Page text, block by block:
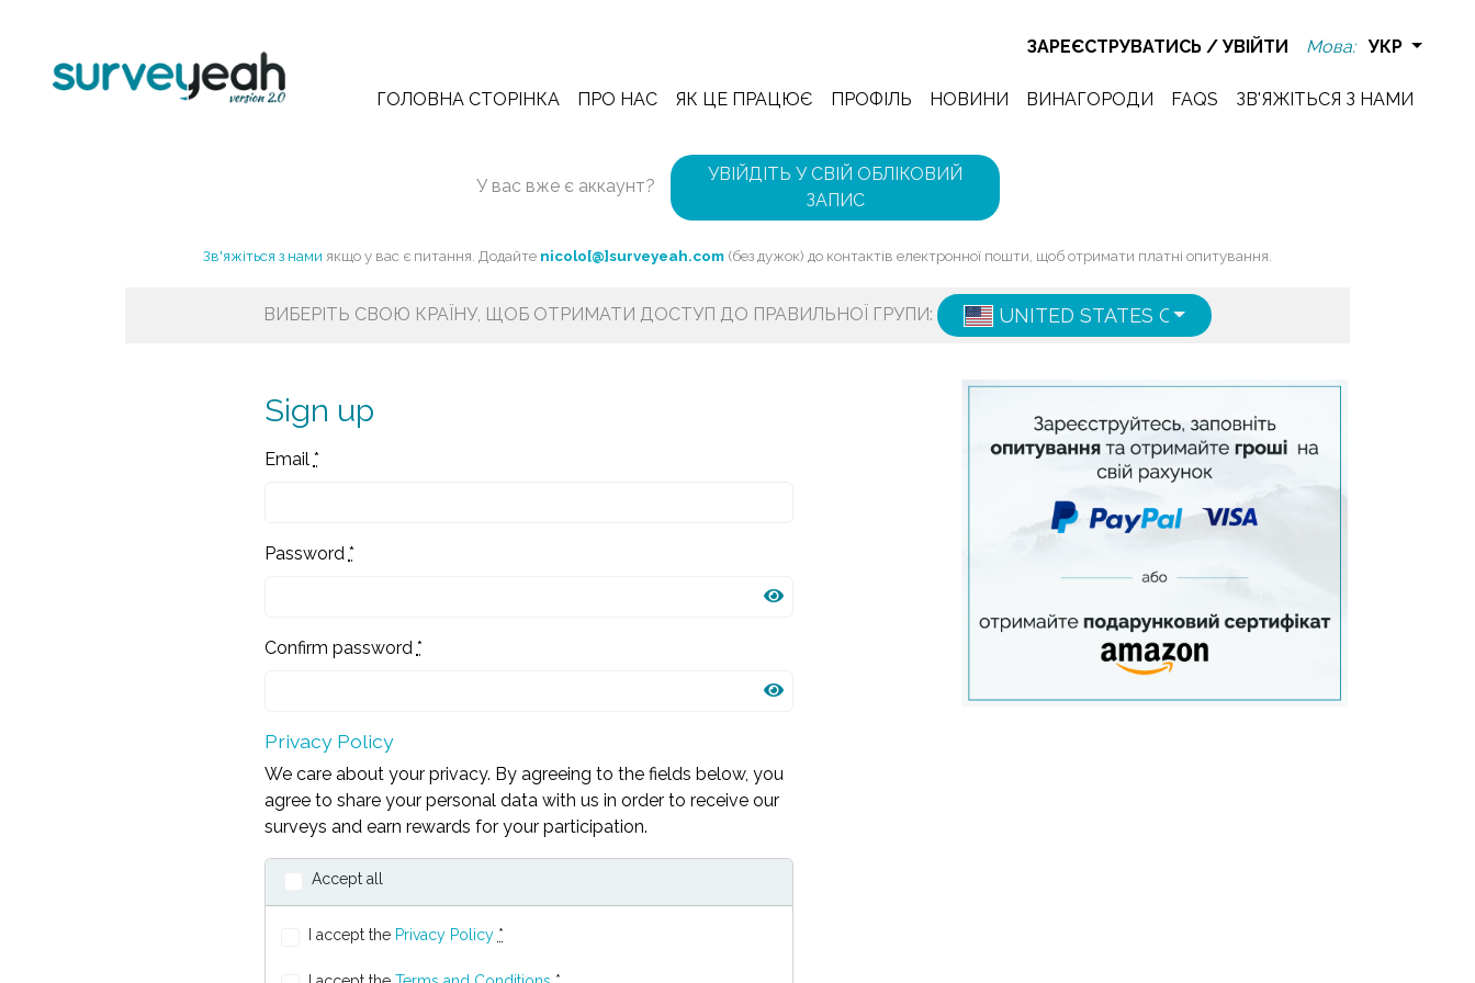
ЗАРЕЄСТРУВАТИСЬ /УВІЙТИ Мова: УКР
ГОЛОВНА СТОРІНКА ПРО НАС ЯК ЦЕ ПРАЦЮЄ ПРОФІЛЬ НОВИНИ ВИНАГОРОДИ FAQS ЗВ'ЯЖІТЬСЯ З НАМИ
У вас вже є аккаунт?
УВІЙДІТЬ У СВІЙ ОБЛІКОВИЙ
ЗАПИС
Зв'яжіться з нами якщо у вас є питання. Додайте nicolo[@]surveyeah.com (без дужок) до контактів електронної пошти, щоб отримати платні опитування.
ВИБЕРІТЬ СВОЮ КРАЇНУ, ЩОБ ОТРИМАТИ ДОСТУП ДО ПРАВИЛЬНОЇ ГРУПИ: UNITED STATES OF AMERICA
Sign up
Email *
Password *
Confirm password *
Privacy Policy
We care about your privacy. By agreeing to the fields below, you
agree to share your personal data with us in order to receive our
surveys and earn rewards for your participation.
Accept all
I accept the Privacy Policy *